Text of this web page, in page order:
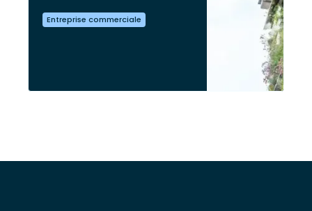
Entreprise commerciale